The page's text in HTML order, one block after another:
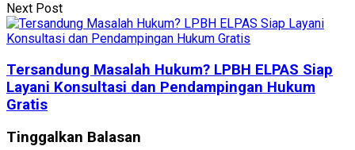
Next Post
Tersandung Masalah Hukum? LPBH ELPAS Siap
Layani Konsultasi dan Pendampingan Hukum
Gratis
Tinggalkan Balasan